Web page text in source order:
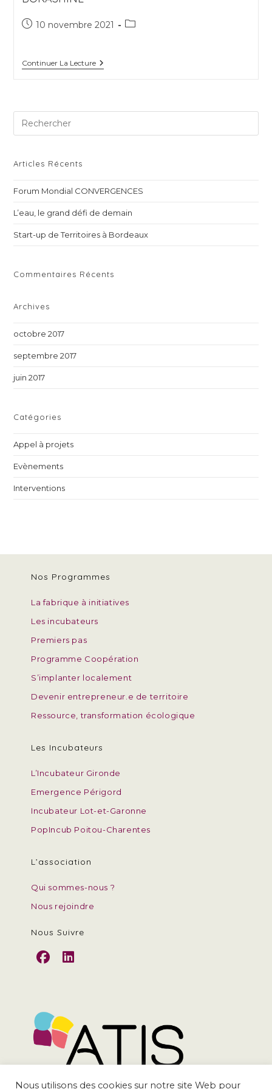
Publication
10 novembre 2021
Post
Continuer La LectureBOKASHINE
Articles Récents
Forum Mondial CONVERGENCES
L’eau, le grand défi de demain
Start-up de Territoires à Bordeaux
Commentaires Récents
Archives
octobre 2017
septembre 2017
juin 2017
Catégories
Appel à projets
Evènements
Interventions
Nos Programmes
La fabrique à initiatives
Les incubateurs
Premiers pas
Programme Coopération
S’implanter localement
Devenir entrepreneur.e de territoire
Ressource, transformation écologique
Les Incubateurs
L’Incubateur Gironde
Emergence Périgord
Incubateur Lot-et-Garonne
PopIncub Poitou-Charentes
L’association
Qui sommes-nous ?
Nous rejoindre
Nous Suivre
un
nouvel
onglet
un
nouvel
onglet
Nous utilisons des cookies sur notre site Web pour